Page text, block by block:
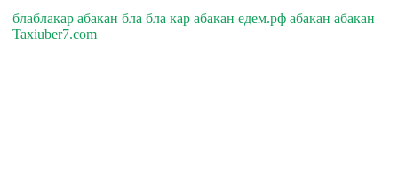
блаблакар абакан бла бла кар абакан едем.рф абакан абакан
Taxiuber7.com